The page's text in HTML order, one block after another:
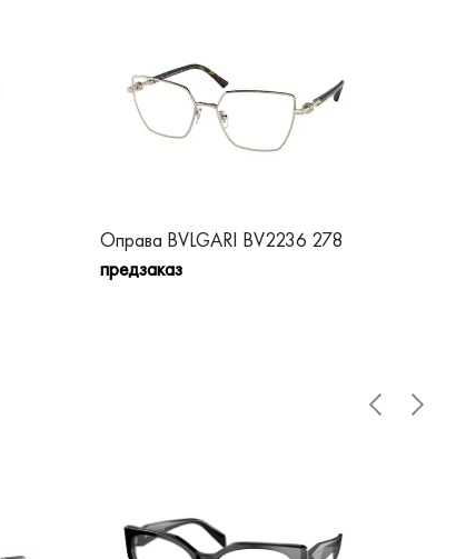
Оправа BVLGARI BV2236 278
предзаказ